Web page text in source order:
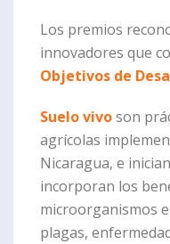
Los premios
innovadores que
Objetivos de
Suelo vivoson
agrícolas
Nicaragua, e
incorporan los
microorganismos
plagas,